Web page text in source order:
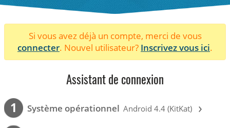
Si vous avez déjà un compte, merci de vous
connecter. Nouvel utilisateur? Inscrivez vous ici.
Assistant de connexion
1 Système opérationnel Android 4.4 (KitKat) ›